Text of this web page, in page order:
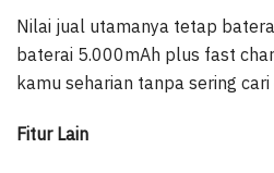
Nilai jual utamanya tetap
baterai 5.000mAh plus fast
kamu seharian tanpa sering
Fitur Lain